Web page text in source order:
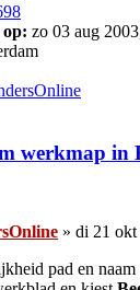
zo 03 aug
werkmap in
» di 21 okt
pad en naam